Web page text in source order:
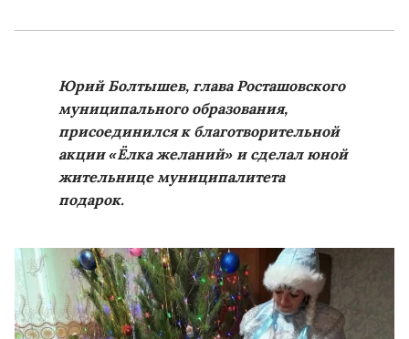
Юрий Болтышев, глава Росташовского
муниципального образования,
присоединился к благотворительной
акции «Ёлка желаний» и сделал юной
жительнице муниципалитета
подарок.